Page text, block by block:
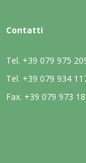
Contatti
Tel. +39 079 975
Tel. +39 079 934
Fax. +39 079 973